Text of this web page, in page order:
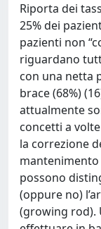
Riporta dei
25% dei
pazienti non
riguardano
con una netta
brace (68%)
attualmente
concetti a
la correzione
mantenimento
possono
(oppure no)
(growing rod).